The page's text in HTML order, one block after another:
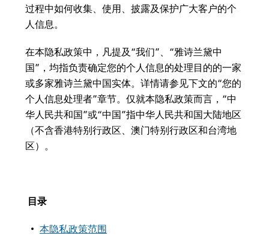
过程中如何收集、使用、披露及保护广大客户的个
人信息。
在本隐私政策中，凡提及“我们”、“雅诗兰黛中
国”，均指负责确定您的个人信息的处理目的的一家
或多家雅诗兰黛中国实体。详情请参见下文的“您的
个人信息处理者”章节。仅就本隐私政策而言，“中
华人民共和国”或“中国”指中华人民共和国大陆地区
（不含香港特别行政区、澳门特别行政区和台湾地
区）。
目录
本隐私政策范围